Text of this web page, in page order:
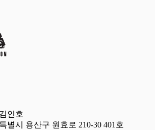
인호
별시 용산구 원효로 210-30 401호